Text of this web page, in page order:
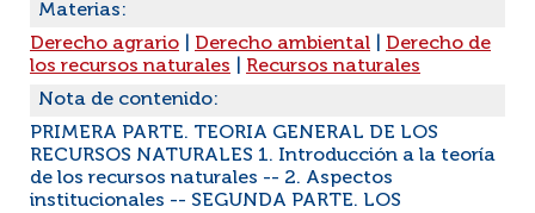
Materias:
Derecho agrario
Derecho ambiental
Derecho de
los recursos naturales
Recursos naturales
Nota de contenido:
PRIMERA PARTE. TEORIA GENERAL DE LOS
RECURSOS NATURALES 1. Introducción a la teoría
de los recursos naturales -- 2. Aspectos
institucionales -- SEGUNDA PARTE. LOS